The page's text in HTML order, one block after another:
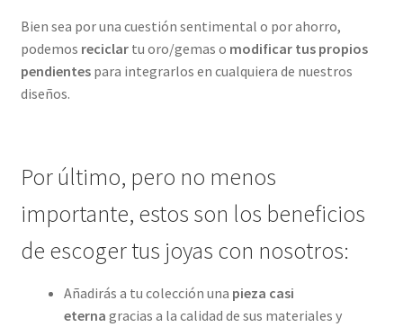
Bien sea por una cuestión sentimental o por ahorro,
podemos reciclartu oro/gemas o modificar tus propios
pendientespara integrarlos en cualquiera de nuestros
diseños.
Por último, pero no menos
importante, estos son los beneficios
de escoger tus joyas con nosotros:
Añadirás a tu colección una pieza casi
eterna gracias a la calidad de sus materiales y